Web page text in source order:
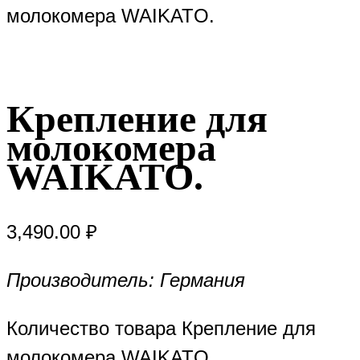
молокомера WAIKATO.
Крепление для
молокомера
WAIKATO.
3,490.00 ₽
Производитель: Германия
Количество товара Крепление для